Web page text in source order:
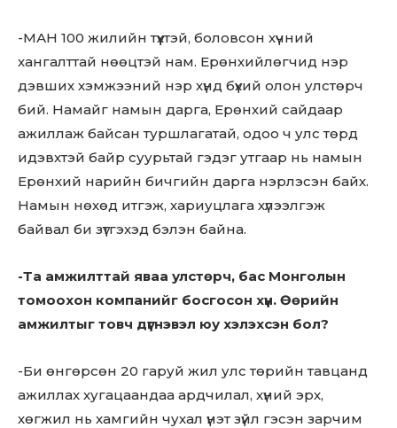
-МАН 100 жилийн түүхтэй, боловсон хүчний
хангалттай нөөцтэй нам. Ерөнхийлөгчид нэр
дэвших хэмжээний нэр хүнд бүхий олон улстөрч
бий. Намайг намын дарга, Ерөнхий сайдаар
ажиллаж байсан туршлагатай, одоо ч улс төрд
идэвхтэй байр суурьтай гэдэг утгаар нь намын
Ерөнхий нарийн бичгийн дарга нэрлэсэн байх.
Намын нөхөд итгэж, хариуцлага хүлээлгэж
байвал би зүтгэхэд бэлэн байна.
-Та амжилттай яваа улстөрч, бас Монголын
томоохон компанийг босгосон хүн. Өөрийн
амжилтыг товч дүгнэвэл юу хэлэхсэн бол?
-Би өнгөрсөн 20 гаруй жил улс төрийн тавцанд
ажиллах хугацаандаа ардчилал, хүний эрх,
хөгжил нь хамгийн чухал үнэт зүйл гэсэн зарчим